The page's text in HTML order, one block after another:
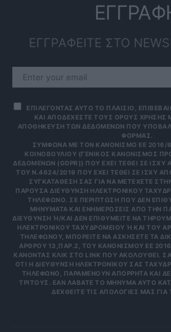
ΕΓΓΡΑΦΕΙΤΕ ΣΤΟ
ΕΠΙΛΕΓΟΝΤΑΣ ΑΥΤΟ ΤΟ ΠΛΑΙΣΙΟ,
ΚΑΙ ΑΠΟΔΕΧΕΣΤΕ ΤΟΥΣ ΟΡΟΥΣ ΧΡΗΣΗΣ
ΑΠΟΘΗΚΕΥΣΗ ΤΩΝ ΔΕΔΟΜΕΝΩΝ ΠΟΥ
ΦΟΡΜΑΣ.
ΣΎΜΦΩΝΑ ΜΕ ΤΟΝ ΚΑΝΟΝΙΣΜΌ ΕΕ 2016/
ΚΟΙΝΟΒΟΥΛΊΟΥ {ΓΕΝΙΚΌΣ ΚΑΝΟΝΙΣΜΌΣ
ΔΕΔΟΜΈΝΩΝ (GDPR)} ΠΟΥ ΈΧΕΙ ΤΕΘΕΊ ΣΕ ΙΣΧΎ
ΤΟΥ Ν.4624/2019 ΠΟΥ ΈΧΕΙ ΤΕΘΕΊ ΣΕ ΙΣΧΎ
ΣΥΓΚΑΤΆΘΕΣΉ ΣΑΣ ΓΙΑ ΝΑ ΜΕΤΈΧΕΤΕ
ΠΑΡΟΎΣΑ ΔΙΕΎΘΥΝΣΗ ΗΛΕΚΤΡΟΝΙΚΟΎ
ΗΛΈΦΩΝΟ. ΣΕ ΠΕΡΊΠΤΩΣΗ ΠΟΥ ΔΕΝ
ΗΝΎΜΑΤΑ ΚΑΙ ΕΝΗΜΕΡΏΣΕΙΣ ΑΠΌ ΤΗΝ
ΙΕΎΘΥΝΣΗ Ή/ΚΑΙ ΔΕΝ ΕΠΙΘΥΜΕΊΤΕ ΝΑ ΤΗΡΟΎΜΕ
ΕΚΤΡΟΝΙΚΟΎ ΤΑΧΥΔΡΟΜΕΊΟΥ Ή ΚΑΙ ΤΟΥ
ΕΦΏΝΟΥ, ΜΠΟΡΕΊΤΕ ΝΑ ΑΣΚΉΣΕΤΕ ΤΑ
ΡΟΥ 13,ΠΑΡ.2, ΤΟΥ ΚΑΝΟΝΙΣΜΟΎ ΕΕ 2016/679
ΟΝΤΑΣ ΚΛΙΚ ΣΤΟ LINK ΠΟΥ ΑΚΟΛΟΥΘΕΊ. ΣΑΣ
Η ΔΙΕΎΘΥΝΣΗ ΗΛΕΚΤΡΟΝΙΚΟΎ ΣΑΣ
ΦΩΝΟ, ΠΑΡΑΜΈΝΟΥΝ ΑΠΌΡΡΗΤΑ ΚΑΙ ΔΕΝ
ΟΥΣ. ΕΆΝ ΛΆΒΑΤΕ ΤΟ ΜΉΝΥΜΑ ΑΥΤΌ ΚΑΤΆ
ΕΊΤΕ ΤΙΣ ΑΠΟΛΟΓΊΕΣ ΜΑΣ ΓΙΑ ΤΗΝ